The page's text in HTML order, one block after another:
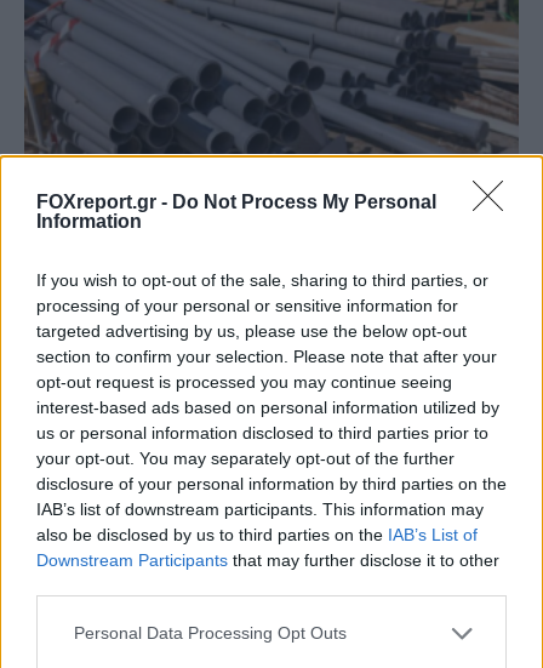
FOXreport.gr - Do Not Process My Personal
Information
If you wish to opt-out of the sale, sharing to third parties, or
processing of your personal or sensitive information for
targeted advertising by us, please use the below opt-out
section to confirm your selection. Please note that after your
opt-out request is processed you may continue seeing
interest-based ads based on personal information utilized by
us or personal information disclosed to third parties prior to
your opt-out. You may separately opt-out of the further
disclosure of your personal information by third parties on the
IAB’s list of downstream participants. This information may
also be disclosed by us to third parties on the IAB’s List of
Downstream Participants that may further disclose it to other
Personal Data Processing Opt Outs
Νέα μέθοδος μετατρέπει το PVC σε
λιπαντικό υψηλής απόδοσης
ΕΠΙΣΤΉΜΗ 19:00, 07/08/2026